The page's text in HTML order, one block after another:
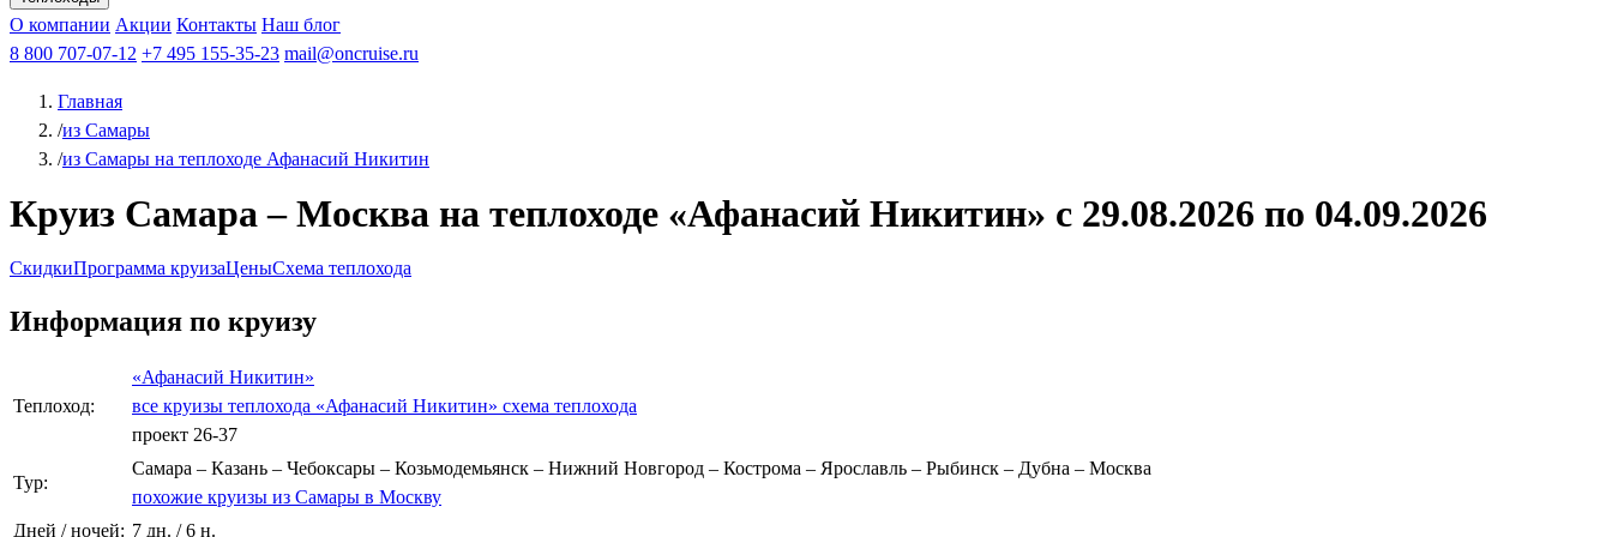
Афанасий Никитин Октябрьская революция
О компании Акции Контакты Наш блог
8 800 707-07-12 +7 495 155-35-23 mail@oncruise.ru
Главная
/из Самары
/из Самары на теплоходе Афанасий Никитин
Круиз Самара – Москва на теплоходе «Афанасий Никитин» с 29.08.2026 по 04.09.2026
СкидкиПрограмма круизаЦеныСхема теплохода
Информация по круизу
Теплоход:
«Афанасий Никитин»
все круизы теплохода «Афанасий Никитин» схема теплохода
проект 26-37
Тур:
Самара – Казань – Чебоксары – Козьмодемьянск – Нижний Новгород – Кострома – Ярославль – Рыбинск – Дубна – Москва
похожие круизы из Самары в Москву
Дней / ночей: 7 дн. / 6 н.